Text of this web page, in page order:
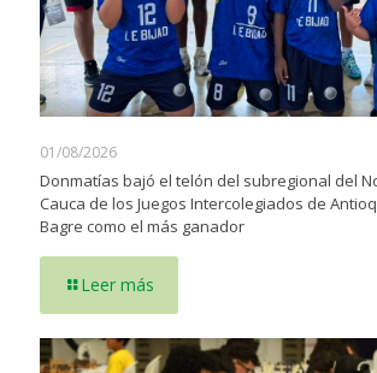
01/08/2026
Donmatías bajó el telón del subregional del
Cauca de los Juegos Intercolegiados de
Bagre como el más ganador
Leer más